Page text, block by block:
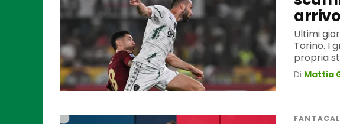
Ultimi
Torino. I
propria
Di Mattia